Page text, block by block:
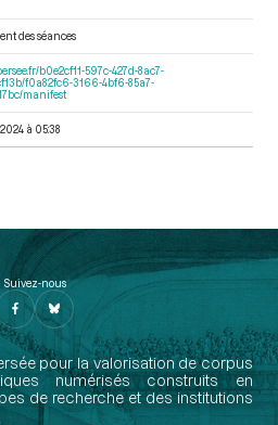
des séances
b0e2cf11-597c-427d-8ac7-
f0a82fc6-3166-4bf6-85a7-
manifest
à 05:38
Suivez-nous
pour la valorisation de corpus
numérisés construits en
de recherche et des institutions